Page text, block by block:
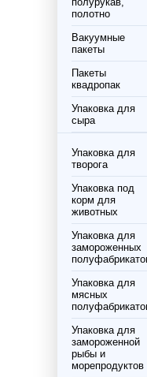
полотно
Вакуумные
пакеты
Пакеты
квадропак
Упаковка для
сыра
Упаковка для
творога
Упаковка под
корм для
животных
Упаковка для
замороженных
Упаковка для
мясных
Упаковка для
замороженной
рыбы и
морепродуктов